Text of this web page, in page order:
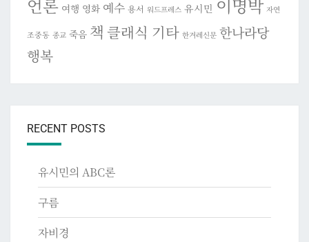
언론 여행 영화 예수 용서 워드프레스 유시민 이명박 자연
조중동 종교 죽음 책 클래식 기타 한겨레신문 한나라당
행복
RECENT POSTS
유시민의 ABC론
구름
자비경